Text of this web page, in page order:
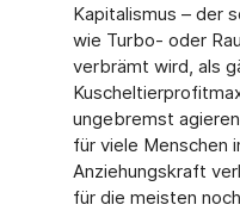
Kapitalismus – der
wie Turbo- oder
verbrämt wird, als
ungebremst
für viele Menschen
Anziehungskraft
für die meisten